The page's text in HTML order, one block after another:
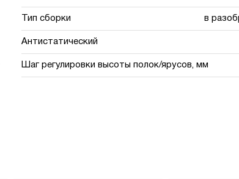
Тип сборки в
Антистатический
Шаг регулировки высоты полок/ярусов, мм